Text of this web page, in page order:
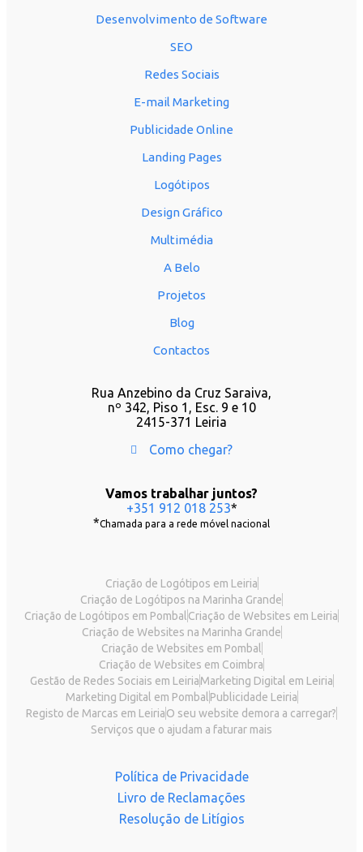
Desenvolvimento de Software
SEO
Redes Sociais
E-mail Marketing
Publicidade Online
Landing Pages
Logótipos
Design Gráfico
Multimédia
A Belo
Projetos
Blog
Contactos
Rua Anzebino da Cruz Saraiva,
nº 342, Piso 1, Esc. 9 e 10
2415-371 Leiria
Como chegar?
Vamos trabalhar juntos?
+351 912 018 253*
*Chamada para a rede móvel nacional
Criação de Logótipos em Leiria
Criação de Logótipos na Marinha Grande
Criação de Logótipos em PombalCriação de Websites em Leiria
Criação de Websites na Marinha Grande
Criação de Websites em Pombal
Criação de Websites em Coimbra
Gestão de Redes Sociais em LeiriaMarketing Digital em Leiria
Marketing Digital em PombalPublicidade Leiria
Registo de Marcas em LeiriaO seu website demora a carregar?
Serviços que o ajudam a faturar mais
Política de Privacidade
Livro de Reclamações
Resolução de Litígios